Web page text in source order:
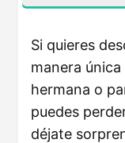
Si quieres
manera única
hermana o
puedes
déjate